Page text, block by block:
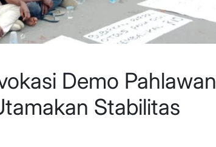
Demo Pahlawan
Stabilitas